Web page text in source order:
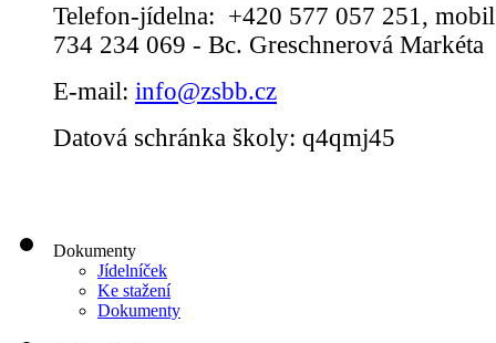
Telefon-jídelna: +420 577 057 251,
734 234 069 - Bc. Greschnerová Markéta
E-mail: info@zsbb.cz
Datová schránka školy: q4qmj45
Dokumenty
Jídelníček
Ke stažení
Dokumenty